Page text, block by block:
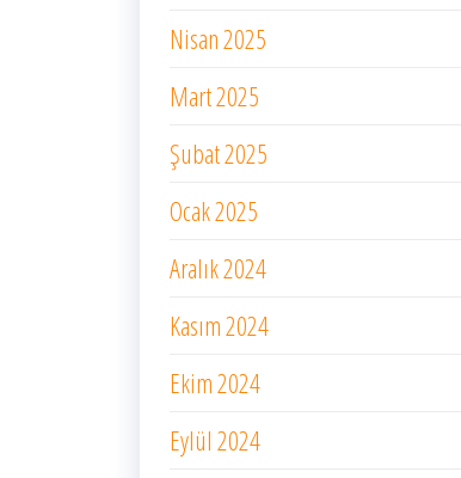
Nisan 2025
Mart 2025
Şubat 2025
Ocak 2025
Aralık 2024
Kasım 2024
Ekim 2024
Eylül 2024